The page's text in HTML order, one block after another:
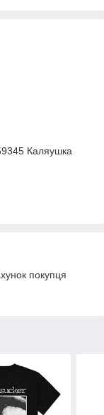
Каляушка
покупця